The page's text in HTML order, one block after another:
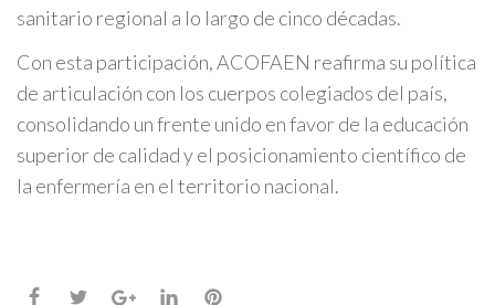
sanitario regional a lo largo de cinco décadas.
Con esta participación, ACOFAEN reafirma su política
de articulación con los cuerpos colegiados del país,
consolidando un frente unido en favor de la educación
superior de calidad y el posicionamiento científico de
la enfermería en el territorio nacional.